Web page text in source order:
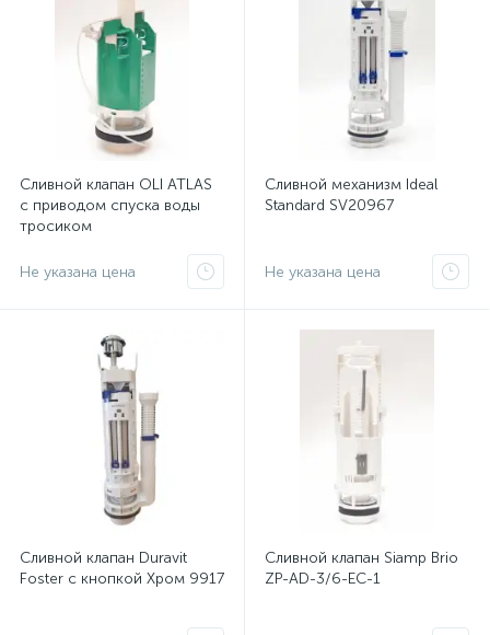
Сливной клапан OLI ATLAS
с приводом спуска воды
тросиком
Не указана цена
Сливной механизм Ideal
Standard SV20967
Не указана цена
Сливной клапан Duravit
Foster с кнопкой Хром 9917
Сливной клапан Siamp Brio
ZP-AD-3/6-EC-1